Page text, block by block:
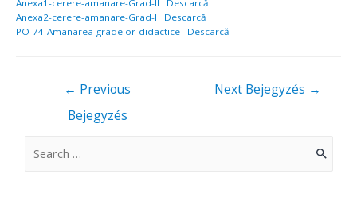
Anexa1-cerere-amanare-Grad-II
Descarcă
Anexa2-cerere-amanare-Grad-I
Descarcă
PO-74-Amanarea-gradelor-didactice
Descarcă
← Previous
Bejegyzés
Next Bejegyzés →
S